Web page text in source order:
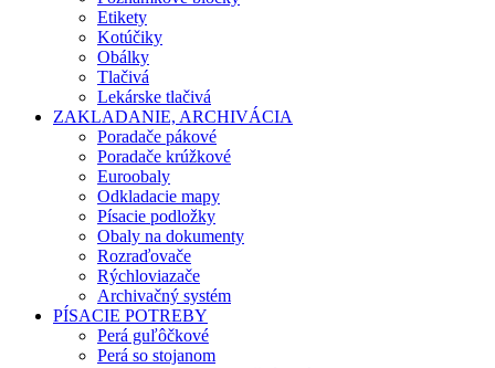
Etikety
Kotúčiky
Obálky
Tlačivá
Lekárske tlačivá
ZAKLADANIE, ARCHIVÁCIA
Poradače pákové
Poradače krúžkové
Euroobaly
Odkladacie mapy
Písacie podložky
Obaly na dokumenty
Rozraďovače
Rýchloviazače
Archivačný systém
PÍSACIE POTREBY
Perá guľôčkové
Perá so stojanom